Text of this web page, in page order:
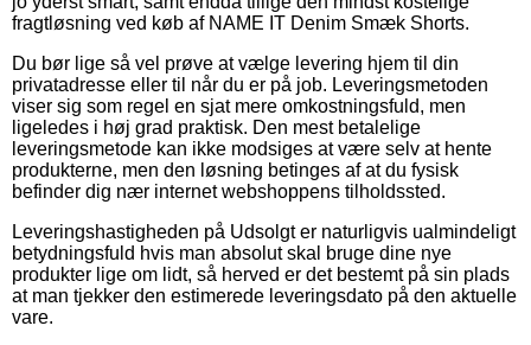
fragtløsning ved køb af NAME IT Denim Smæk Shorts.
Du bør lige så vel prøve at vælge levering hjem til din
privatadresse eller til når du er på job. Leveringsmetoden
viser sig som regel en sjat mere omkostningsfuld, men
ligeledes i høj grad praktisk. Den mest betalelige
leveringsmetode kan ikke modsiges at være selv at hente
produkterne, men den løsning betinges af at du fysisk
befinder dig nær internet webshoppens tilholdssted.
Leveringshastigheden på Udsolgt er naturligvis ualmindeligt
betydningsfuld hvis man absolut skal bruge dine nye
produkter lige om lidt, så herved er det bestemt på sin plads
at man tjekker den estimerede leveringsdato på den aktuelle
vare.